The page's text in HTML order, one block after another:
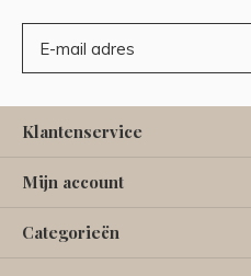
Klantenservice
Mijn account
Categorieën